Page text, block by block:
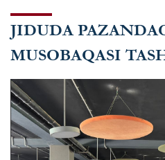
JIDUDA
MUSOBAQASI